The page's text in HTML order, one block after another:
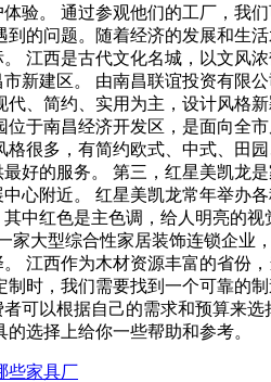
验。 通过参观他们的工厂，我
的问题。随着经济的发展和
江西是古代文化名城，以文
新建区。 由南昌联谊投资有限
、简约、实用为主，设计风格
于南昌经济开发区，是面向全
很多，有简约欧式、中式、
好的服务。 第三，红星美凯
心附近。 红星美凯龙常年举办
中红色是主色调，给人明亮的
大型综合性家居装饰连锁企
江西作为木材资源丰富的省份
时，我们需要找到一个可靠
可以根据自己的需求和预算来
选择上给你一些帮助和参考。
些家具厂